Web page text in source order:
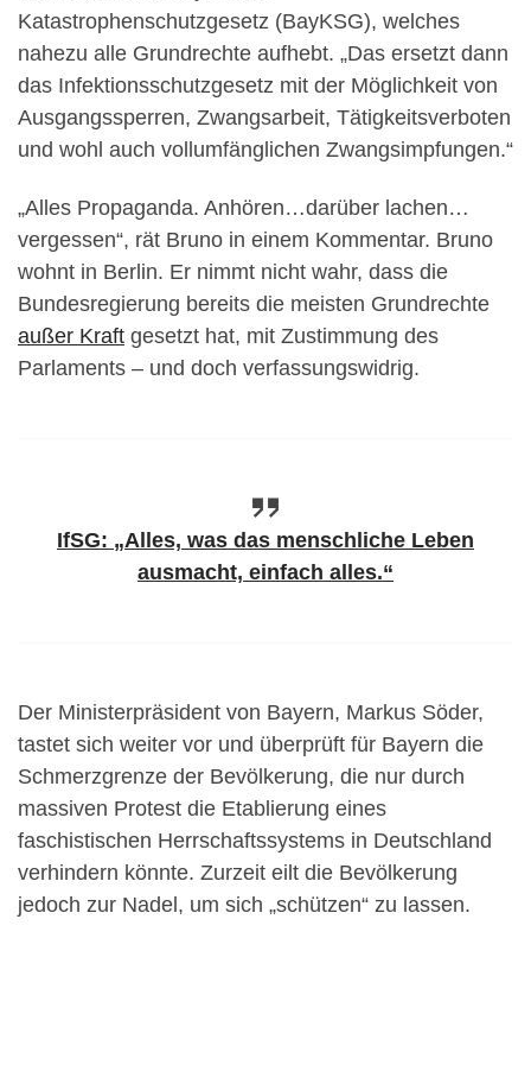
Katastrophenschutzgesetz (BayKSG), welches
nahezu alle Grundrechte aufhebt. „Das ersetzt dann
das Infektionsschutzgesetz mit der Möglichkeit von
Ausgangssperren, Zwangsarbeit, Tätigkeitsverboten
und wohl auch vollumfänglichen Zwangsimpfungen.“
„Alles Propaganda. Anhören…darüber lachen…
vergessen“, rät Bruno in einem Kommentar. Bruno
wohnt in Berlin. Er nimmt nicht wahr, dass die
Bundesregierung bereits die meisten Grundrechte
außer Kraft gesetzt hat, mit Zustimmung des
Parlaments – und doch verfassungswidrig.
IfSG: „Alles, was das menschliche Leben
ausmacht, einfach alles.“
Der Ministerpräsident von Bayern, Markus Söder,
tastet sich weiter vor und überprüft für Bayern die
Schmerzgrenze der Bevölkerung, die nur durch
massiven Protest die Etablierung eines
faschistischen Herrschaftssystems in Deutschland
verhindern könnte. Zurzeit eilt die Bevölkerung
jedoch zur Nadel, um sich „schützen“ zu lassen.